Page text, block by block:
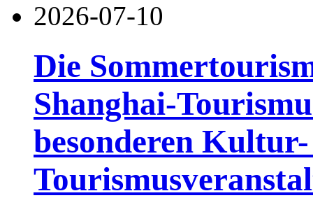
2026-07-10
Die
Shanghai-
besonderen